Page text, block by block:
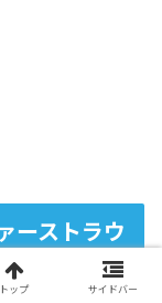
ーストラウ
トップ サイドバー